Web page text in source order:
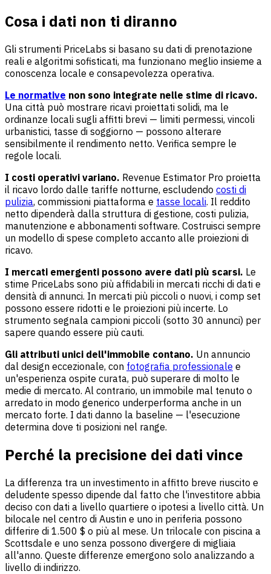
Cosa i dati non ti diranno
Gli strumenti PriceLabs si basano su dati di prenotazione
reali e algoritmi sofisticati, ma funzionano meglio insieme a
conoscenza locale e consapevolezza operativa.
Le normative non sono integrate nelle stime di ricavo.
Una città può mostrare ricavi proiettati solidi, ma le
ordinanze locali sugli affitti brevi — limiti permessi, vincoli
urbanistici, tasse di soggiorno — possono alterare
sensibilmente il rendimento netto. Verifica sempre le
regole locali.
I costi operativi variano. Revenue Estimator Pro proietta
il ricavo lordo dalle tariffe notturne, escludendo costi di
pulizia, commissioni piattaforma e tasse locali. Il reddito
netto dipenderà dalla struttura di gestione, costi pulizia,
manutenzione e abbonamenti software. Costruisci sempre
un modello di spese completo accanto alle proiezioni di
ricavo.
I mercati emergenti possono avere dati più scarsi. Le
stime PriceLabs sono più affidabili in mercati ricchi di dati e
densità di annunci. In mercati più piccoli o nuovi, i comp set
possono essere ridotti e le proiezioni più incerte. Lo
strumento segnala campioni piccoli (sotto 30 annunci) per
sapere quando essere più cauti.
Gli attributi unici dell'immobile contano. Un annuncio
dal design eccezionale, con fotografia professionale e
un'esperienza ospite curata, può superare di molto le
medie di mercato. Al contrario, un immobile mal tenuto o
arredato in modo generico underperforma anche in un
mercato forte. I dati danno la baseline — l'esecuzione
determina dove ti posizioni nel range.
Perché la precisione dei dati vince
La differenza tra un investimento in affitto breve riuscito e
deludente spesso dipende dal fatto che l'investitore abbia
deciso con dati a livello quartiere o ipotesi a livello città. Un
bilocale nel centro di Austin e uno in periferia possono
differire di 1.500 $ o più al mese. Un trilocale con piscina a
Scottsdale e uno senza possono divergere di migliaia
all'anno. Queste differenze emergono solo analizzando a
livello di indirizzo.